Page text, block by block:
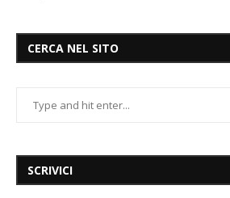
CERCA NEL SITO
SCRIVICI